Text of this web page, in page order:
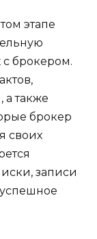
этапе
с брокером.
а также
брокер
своих
записи